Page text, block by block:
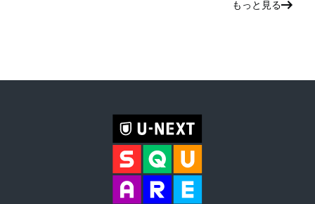
もっと見る